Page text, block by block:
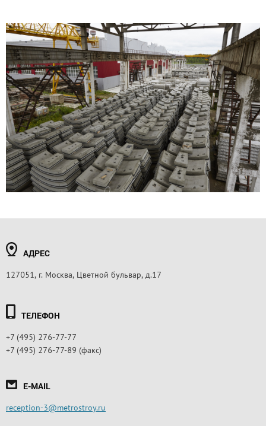
АДРЕС
127051, г. Москва, Цветной бульвар, д.17
ТЕЛЕФОН
+7 (495) 276-77-77
+7 (495) 276-77-89 (факс)
E-MAIL
reception-3@metrostroy.ru